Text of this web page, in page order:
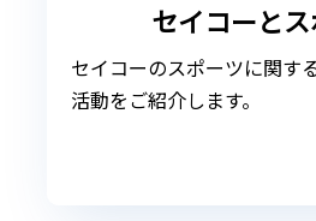
セイコーと
セイコーのスポーツに関す
活動をご紹介します。